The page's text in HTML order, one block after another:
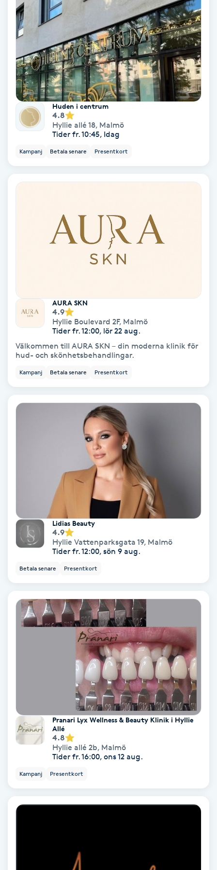
Ansiktsbehandling djuprengörande
Babylights
Balayage
Bambumassage
Barber
Barnklippning
BIAB
Brynfärgning
Brynplockning
Bröllopsuppsättning
Celluliter
Damklippning
Dermapen
Enzympeeling
Extensions
Extensions borttagning
Face framing
Faceliftmassage
Fet hårbotten
Fettreducering
Huden i centrum
4.8
Hyllie allé 18, Malmö
Tider fr. 10:45, Idag
Kampanj Betala senare Presentkort
AURA SKN
4.9
Hyllie Boulevard 2F, Malmö
Tider fr. 12:00, lör 22 aug.
Välkommen till AURA SKN – din moderna klinik för
hud- och skönhetsbehandlingar.
Kampanj Betala senare Presentkort
Lidias Beauty
4.9
Hyllie Vattenparksgata 19, Malmö
Tider fr. 12:00, sön 9 aug.
Betala senare Presentkort
Pranari Lyx Wellness & Beauty Klinik i Hyllie
Allé
4.8
Hyllie allé 2b, Malmö
Tider fr. 16:00, ons 12 aug.
Kampanj Presentkort